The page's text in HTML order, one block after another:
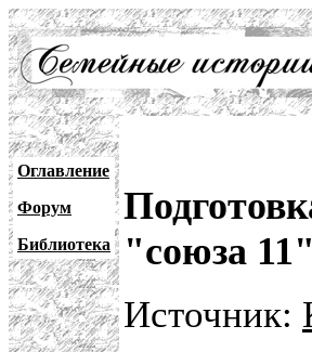
Оглавление
Форум
Библиотека
"союза
Источник: